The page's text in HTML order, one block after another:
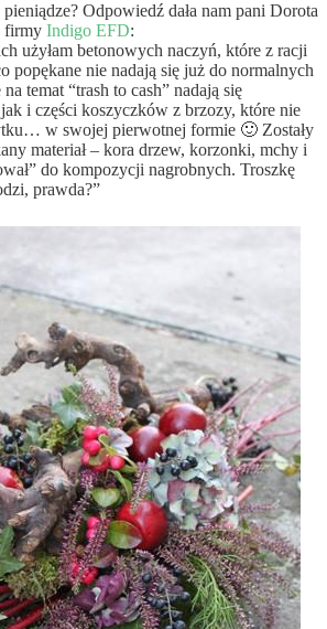
Odpowiedź dała nam pani Dorota
firmy Indigo EFD:
użyłam betonowych naczyń, które z racji
popękane nie nadają się już do normalnych
temat “trash to cash” nadają się
i części koszyczków z brzozy, które nie
w swojej pierwotnej formie 🙂 Zostały
materiał – kora drzew, korzonki, mchy i
do kompozycji nagrobnych. Troszkę
prawda?”